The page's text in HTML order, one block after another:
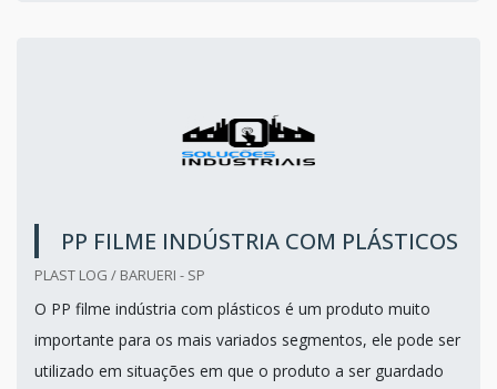
PP FILME INDÚSTRIA COM PLÁSTICOS
PLAST LOG / BARUERI - SP
O PP filme indústria com plásticos é um produto muito
importante para os mais variados segmentos, ele pode ser
utilizado em situações em que o produto a ser guardado